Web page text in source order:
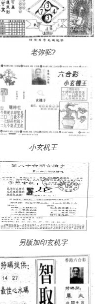
老弥驼?
小玄机王
另版加印玄机字